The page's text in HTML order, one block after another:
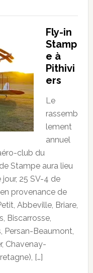
Fly-in
Stamp
e à
Pithivi
ers
Le
rassemb
lement
annuel
club du
Stampe aura lieu
25 SV-4 de
provenance de
Abbeville, Briare,
Biscarrosse,
Persan-Beaumont,
Chavenay-
[…]